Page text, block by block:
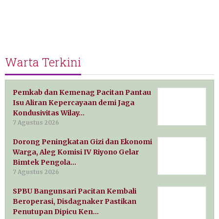
Warta Terkini
Pemkab dan Kemenag Pacitan Pantau
Isu Aliran Kepercayaan demi Jaga
Kondusivitas Wilay…
7 Agustus 2026
Dorong Peningkatan Gizi dan Ekonomi
Warga, Aleg Komisi IV Riyono Gelar
Bimtek Pengola…
7 Agustus 2026
SPBU Bangunsari Pacitan Kembali
Beroperasi, Disdagnaker Pastikan
Penutupan Dipicu Ken…